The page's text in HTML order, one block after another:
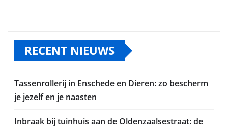
RECENT NIEUWS
Tassenrollerij in Enschede en Dieren: zo bescherm
je jezelf en je naasten
Inbraak bij tuinhuis aan de Oldenzaalsestraat: de